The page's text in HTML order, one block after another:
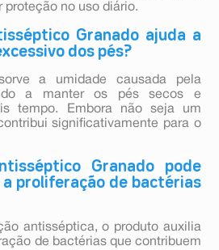
proteção no uso diário.
Granado ajuda a
dos pés?
a umidade causada pela
a manter os pés secos e
tempo. Embora não seja um
significativamente para o
Granado pode
proliferação de bactérias
antisséptica, o produto auxilia
de bactérias que contribuem